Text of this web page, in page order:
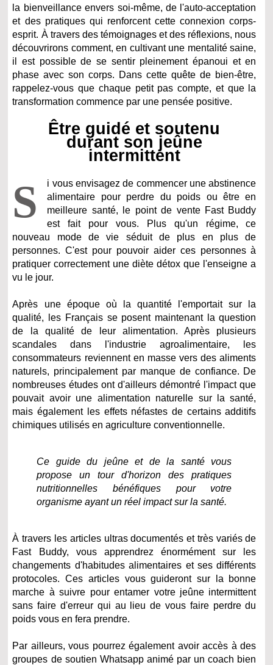
la bienveillance envers soi-même, de l'auto-acceptation
et des pratiques qui renforcent cette connexion corps-
esprit. À travers des témoignages et des réflexions, nous
découvrirons comment, en cultivant une mentalité saine,
il est possible de se sentir pleinement épanoui et en
phase avec son corps. Dans cette quête de bien-être,
rappelez-vous que chaque petit pas compte, et que la
transformation commence par une pensée positive.
Être guidé et soutenu
durant son jeûne
intermittent
S
i vous envisagez de commencer une abstinence
alimentaire pour perdre du poids ou être en
meilleure santé, le point de vente Fast Buddy
est fait pour vous. Plus qu'un régime, ce
nouveau mode de vie séduit de plus en plus de
personnes. C'est pour pouvoir aider ces personnes à
pratiquer correctement une diète détox que l'enseigne a
vu le jour.
Après une époque où la quantité l'emportait sur la
qualité, les Français se posent maintenant la question
de la qualité de leur alimentation. Après plusieurs
scandales dans l'industrie agroalimentaire, les
consommateurs reviennent en masse vers des aliments
naturels, principalement par manque de confiance. De
nombreuses études ont d'ailleurs démontré l'impact que
pouvait avoir une alimentation naturelle sur la santé,
mais également les effets néfastes de certains additifs
chimiques utilisés en agriculture conventionnelle.
Ce guide du jeûne et de la santé vous
propose un tour d'horizon des pratiques
nutritionnelles bénéfiques pour votre
organisme ayant un réel impact sur la santé.
À travers les articles ultras documentés et très variés de
Fast Buddy, vous apprendrez énormément sur les
changements d'habitudes alimentaires et ses différents
protocoles. Ces articles vous guideront sur la bonne
marche à suivre pour entamer votre jeûne intermittent
sans faire d'erreur qui au lieu de vous faire perdre du
poids vous en fera prendre.
Par ailleurs, vous pourrez également avoir accès à des
groupes de soutien Whatsapp animé par un coach bien